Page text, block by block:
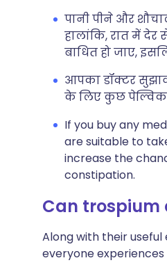
पानी पीने और
हालांकि, रात में
बाधित हो जाए,
आपका डॉक्टर
के लिए कुछ पेल्विक
If you buy any
are suitable to
increase the
constipation.
Can trospium
Along with their
everyone